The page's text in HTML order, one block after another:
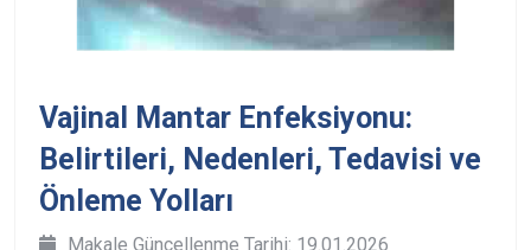
Vajinal Mantar Enfeksiyonu:
Belirtileri, Nedenleri, Tedavisi ve
Önleme Yolları
Makale Güncellenme Tarihi: 19.01.2026